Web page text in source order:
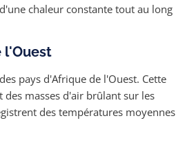
chaleur constante tout au long
l'Ouest
pays d'Afrique de l'Ouest. Cette
masses d'air brûlant sur les
des températures moyennes